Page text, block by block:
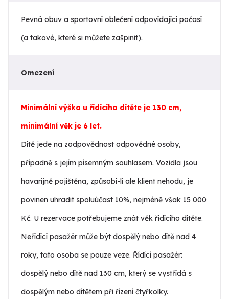
Pevná obuv a sportovní oblečení odpovídající počasí
(a takové, které si můžete zašpinit).
Omezení
Minimální výška u řídícího dítěte je 130 cm,
minimální věk je 6 let.
Dítě jede na zodpovědnost odpovědné osoby,
případně s jejím písemným souhlasem. Vozidla jsou
havarijně pojištěna, způsobí-li ale klient nehodu, je
povinen uhradit spoluúčast 10%, nejméně však 15 000
Kč. U rezervace potřebujeme znát věk řídícího dítěte.
Neřídící pasažér může být dospělý nebo dítě nad 4
roky, tato osoba se pouze veze. Řídící pasažér:
dospělý nebo dítě nad 130 cm, který se vystřídá s
dospělým nebo dítětem při řízení čtyřkolky.